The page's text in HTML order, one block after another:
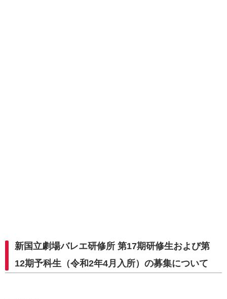
新国立劇場バレエ研修所 第17期研修生および第
12期予科生（令和2年4月入所）の募集について